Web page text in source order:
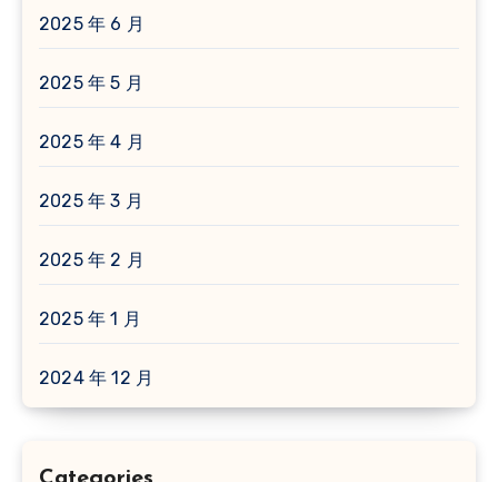
2025 年 6 月
2025 年 5 月
2025 年 4 月
2025 年 3 月
2025 年 2 月
2025 年 1 月
2024 年 12 月